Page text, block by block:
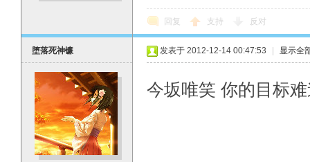
回复 支持 反对
堕落死神镰 发表于 2012-12-14 00:47:53 显示全
今坂唯笑 你的目标